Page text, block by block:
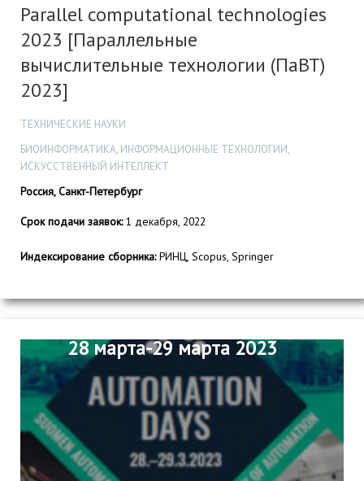
Parallel computational technologies
2023 [Параллельные
вычислительные технологии (ПаВТ)
2023]
ТЕХНИЧЕСКИЕ НАУКИ
БИОИНФОРМАТИКА, ИНФОРМАЦИОННЫЕ ТЕХНОЛОГИИ,
ИСКУССТВЕННЫЙ ИНТЕЛЛЕКТ
Россия, Санкт-Петербург
Срок подачи заявок:1 декабря, 2022
Индексирование сборника:РИНЦ, Scopus, Springer
28 марта-29 марта 2023